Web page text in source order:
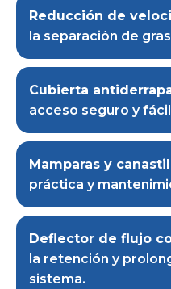
Reducción de
la separación de
Cubierta
acceso seguro y
Mamparas y
práctica y
Deflector de flujo
la retención y
sistema.